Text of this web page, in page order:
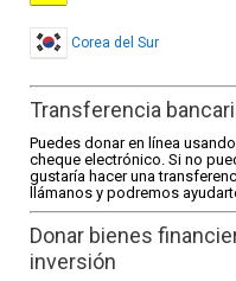
Corea del Sur
Transferencia
Puedes donar en línea
cheque electrónico. Si no
gustaría hacer una
llámanos y podremos
Donar bienes
inversión